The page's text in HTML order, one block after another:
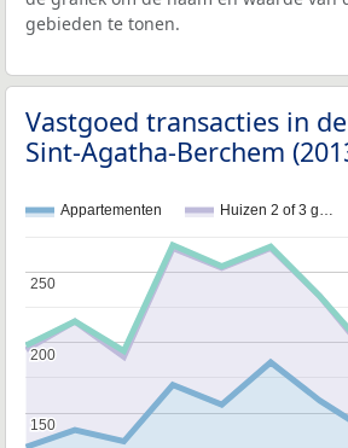
gebieden te tonen.
Vastgoed transacties in
Sint-Agatha-Berchem
Appartementen Huizen 2 of 3 g…
150
150
200
200
250
250